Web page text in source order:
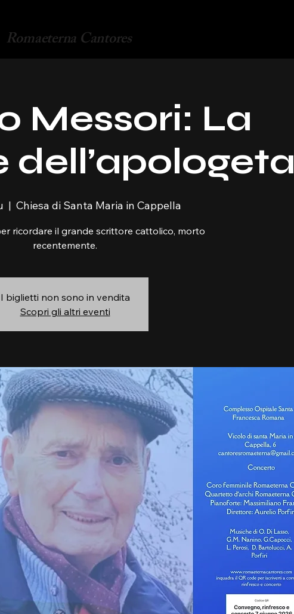
Romaeterna Cantores
Messori: La
dell’apologeta
  |
Chiesa di Santa Maria in Cappella
ricordare il grande scrittore cattolico, morto
recentemente.
I biglietti non sono in vendita
Scopri gli altri eventi